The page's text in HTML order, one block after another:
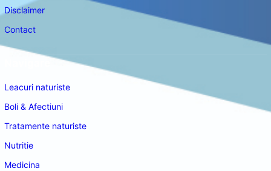
Disclaimer
Contact
Leacuri naturiste
Boli & Afectiuni
Tratamente naturiste
Nutritie
Medicina